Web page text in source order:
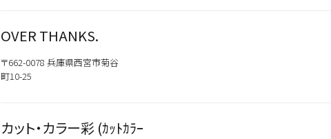
OVER THANKS.
〒662-0078 兵庫県西宮市菊谷
町10-25
カット・カラー彩 (ｶｯﾄｶﾗｰ